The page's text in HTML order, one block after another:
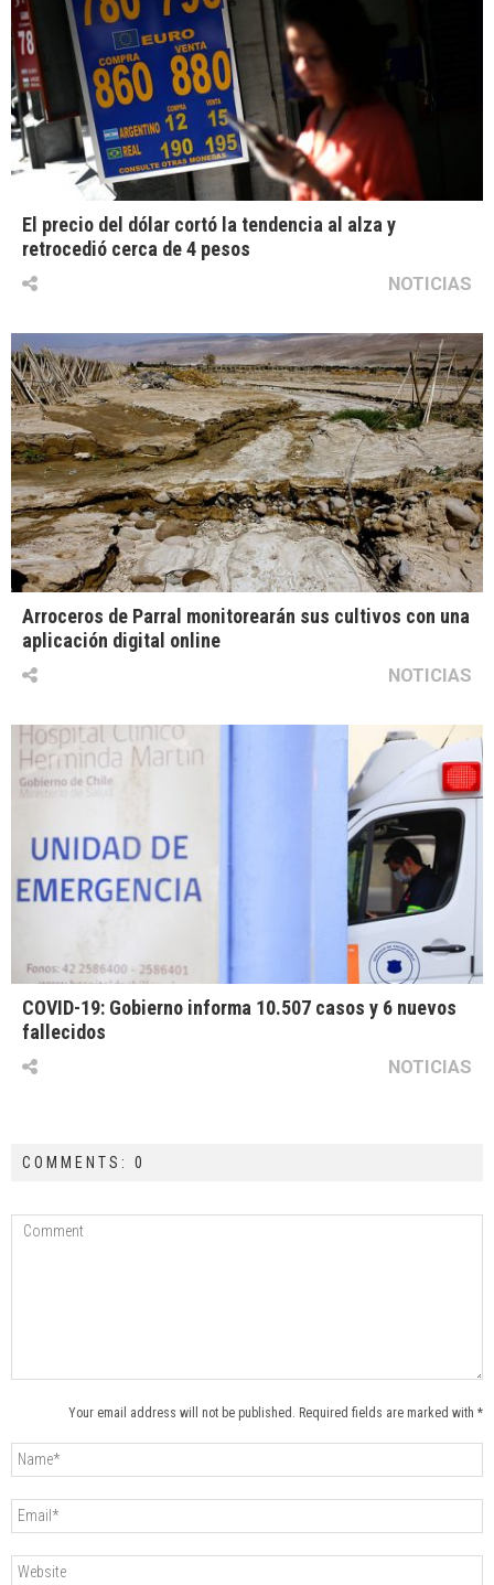
El precio del dólar cortó la tendencia al alza y
retrocedió cerca de 4 pesos
NOTICIAS
Arroceros de Parral monitorearán sus cultivos con una
aplicación digital online
NOTICIAS
COVID-19: Gobierno informa 10.507 casos y 6 nuevos
fallecidos
NOTICIAS
COMMENTS: 0
Your email address will not be published. Required fields are marked with *